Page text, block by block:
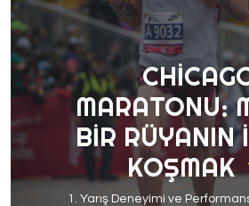
MARATONU:
BIR RÜYANIN
KOŞMAK